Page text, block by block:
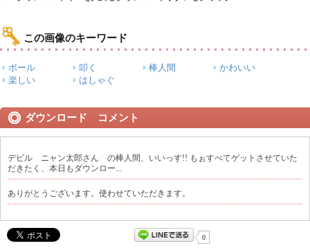
この画像のキーワード
ボール 叩く 棒人間
かわいい
楽しい
はしゃぐ
ダウンロード コメント
デビル ニャン太郎さん の棒人間、いいっす!! もぉすべてゲットさせていた
だきたく、本日もダウンロー...
ありがとうございます。使わせていただきます。
0